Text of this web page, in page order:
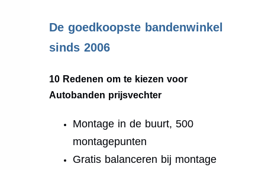
De goedkoopste bandenwinkel
sinds 2006
10 Redenen om te kiezen voor
Autobanden prijsvechter
Montage in de buurt, 500
montagepunten
Gratis balanceren bij montage